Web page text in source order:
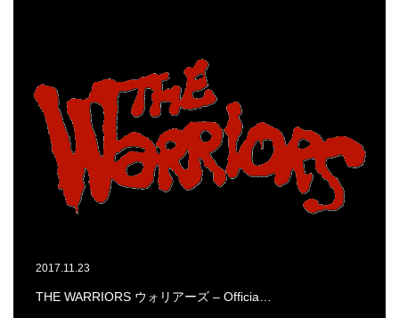
2017.11.23
THE WARRIORS ウォリアーズ – Officia…